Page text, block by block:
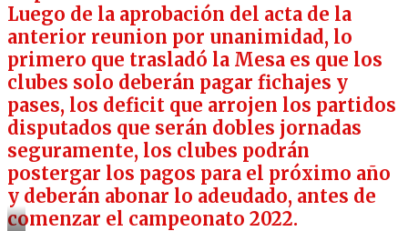
Luego de la aprobación del acta de la
anterior reunion por unanimidad, lo
primero que trasladó la Mesa es que los
clubes solo deberán pagar fichajes y
pases, los deficit que arrojen los partidos
disputados que serán dobles jornadas
seguramente, los clubes podrán
postergar los pagos para el próximo año
y deberán abonar lo adeudado, antes de
comenzar el campeonato 2022.